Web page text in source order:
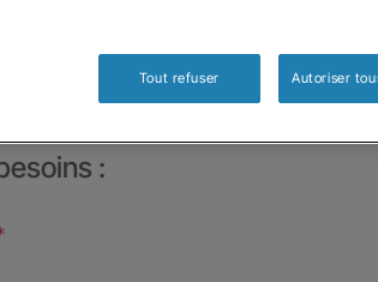
CAEN SUD
:
Tout refuser Autoriser